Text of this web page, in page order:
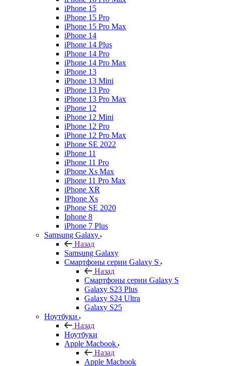
iPhone 15
iPhone 15 Pro
iPhone 15 Pro Max
iPhone 14
iPhone 14 Plus
iPhone 14 Pro
iPhone 14 Pro Max
iPhone 13
iPhone 13 Mini
iPhone 13 Pro
iPhone 13 Pro Max
iPhone 12
iPhone 12 Mini
iPhone 12 Pro
iPhone 12 Pro Max
iPhone SE 2022
iPhone 11
iPhone 11 Pro
iPhone Xs Max
iPhone 11 Pro Max
iPhone XR
IPhone Xs
iPhone SE 2020
Iphone 8
iPhone 7 Plus
Samsung Galaxy
Назад
Samsung Galaxy
Смартфоны серии Galaxy S
Назад
Смартфоны серии Galaxy S
Galaxy S23 Plus
Galaxy S24 Ultra
Galaxy S25
Ноутбуки
Назад
Ноутбуки
Apple Macbook
Назад
Apple Macbook